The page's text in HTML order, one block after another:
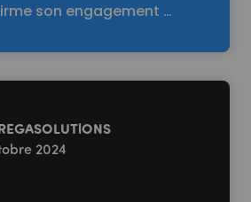
son engagement …
2024